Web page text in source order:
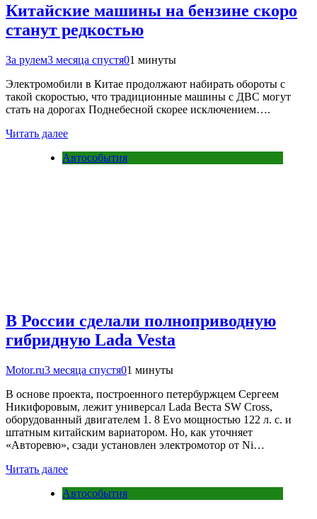
Китайские машины на бензине скоро
станут редкостью
За рулем3 месяца спустя01 минуты
Электромобили в Китае продолжают набирать обороты с
такой скоростью, что традиционные машины с ДВС могут
стать на дорогах Поднебесной скорее исключением….
Читать далее
Автособытия
В России сделали полноприводную
гибридную Lada Vesta
Motor.ru3 месяца спустя01 минуты
В основе проекта, построенного петербуржцем Сергеем
Никифоровым, лежит универсал Lada Веста SW Cross,
оборудованный двигателем 1. 8 Evo мощностью 122 л. с. и
штатным китайским вариатором. Но, как уточняет
«Авторевю», сзади установлен электромотор от Ni…
Читать далее
Автособытия